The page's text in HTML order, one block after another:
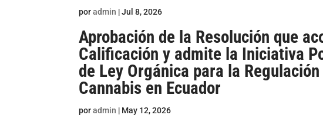
poradmin |Jul 8, 2026
Aprobación de la Resolución que
Calificación y admite la Iniciativa
de Ley Orgánica para la
Cannabis en Ecuador
poradmin | May 12, 2026